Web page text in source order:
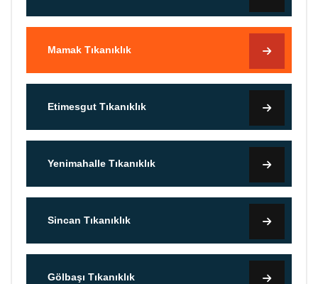
Mamak Tıkanıklık
Etimesgut Tıkanıklık
Yenimahalle Tıkanıklık
Sincan Tıkanıklık
Gölbaşı Tıkanıklık